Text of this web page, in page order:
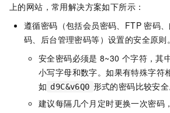
上的网站，常用解决方案如下所示：
遵循密码（包括会员密码、FTP 密码
码、后台管理密码等）设置的安全原则。
安全密码必须是 8~30 个字符，其
小写字母和数字。如果有特殊字符
如 d9C&v6Q0 形式的密码比较安全
建议每隔几个月定时更换一次密码